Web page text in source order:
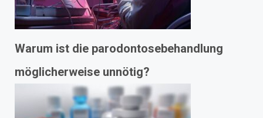
Warum ist die parodontosebehandlung
möglicherweise unnötig?